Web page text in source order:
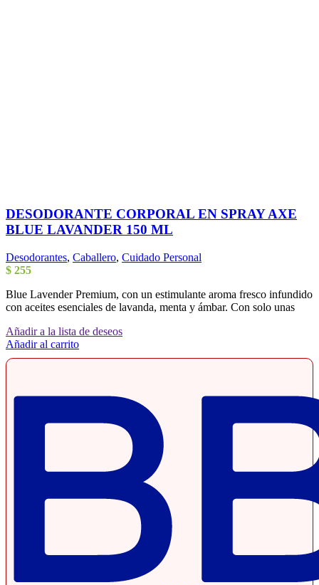
DESODORANTE CORPORAL EN SPRAY AXE
BLUE LAVANDER 150 ML
Desodorantes, Caballero, Cuidado Personal
$ 255
Blue Lavender Premium, con un estimulante aroma fresco infundido
con aceites esenciales de lavanda, menta y ámbar. Con solo unas
Añadir a la lista de deseos
Añadir al carrito